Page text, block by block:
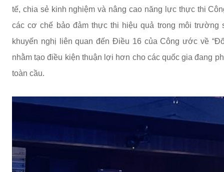
tế, chia sẻ kinh nghiệm và nâng cao năng lực thực thi
các cơ chế bảo đảm thực thi hiệu quả trong môi trường
khuyến nghị liên quan đến Điều 16 của Công ước về
nhằm tạo điều kiện thuận lợi hơn cho các quốc gia đang
toàn cầu.